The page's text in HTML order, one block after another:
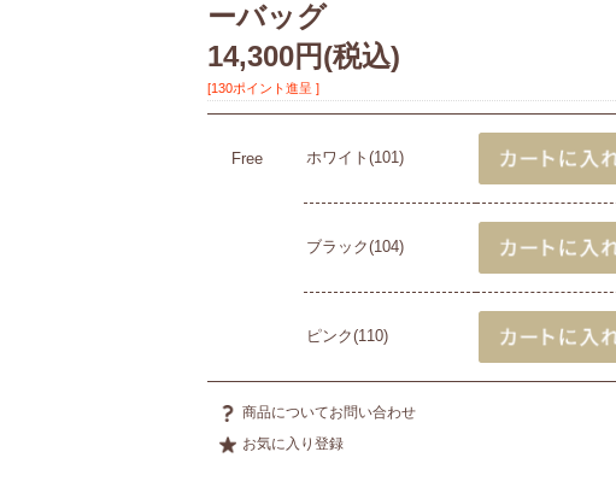
ーバッグ
14,300円(税込)
[130ポイント進呈 ]
Free ホワイト(101)
ブラック(104)
ピンク(110)